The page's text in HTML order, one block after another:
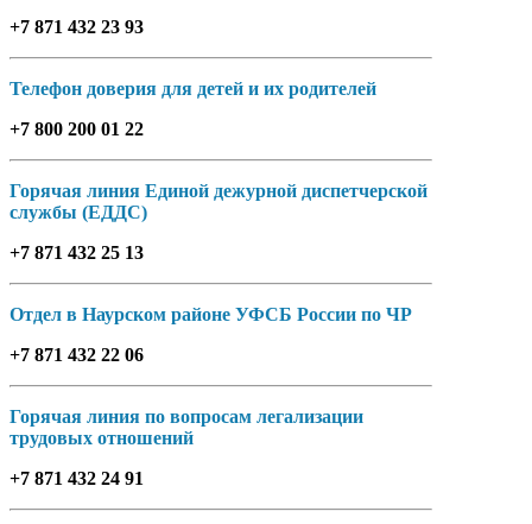
+7 871 432 23 93
Телефон доверия для детей и их родителей
+7 800 200 01 22
Горячая линия Единой дежурной диспетчерской
службы (ЕДДС)
+7 871 432 25 13
Отдел в Наурском районе УФСБ России по ЧР
+7 871 432 22 06
Горячая линия по вопросам легализации
трудовых отношений
+7 871 432 24 91